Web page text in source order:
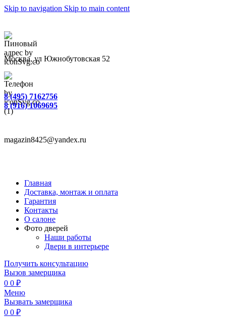
Skip to navigation Skip to main content
Москва, ул Южнобутовская 52
8 (495) 7162756
8 (916) 1069695
magazin8425@yandex.ru
Главная
Доставка, монтаж и оплата
Гарантия
Контакты
О салоне
Фото дверей
Наши работы
Двери в интерьере
Получить консультацию
Вызов замерщика
0 0 ₽
Меню
Вызвать замерщика
0 0 ₽